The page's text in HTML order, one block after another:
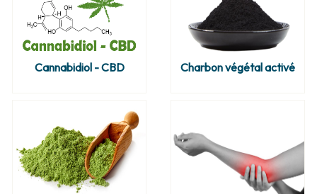
Cannabidiol - CBD Charbon végétal activé